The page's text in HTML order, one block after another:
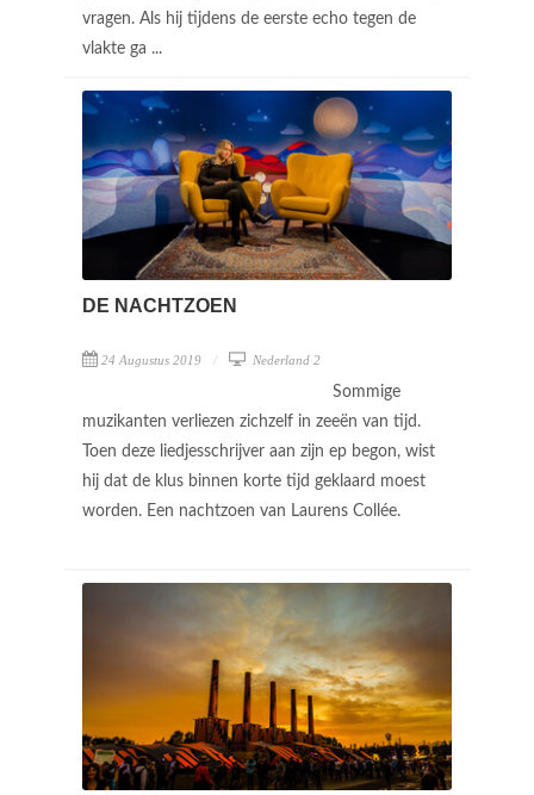
vragen. Als hij tijdens de eerste echo tegen de
vlakte ga ...
DE NACHTZOEN
24 Augustus 2019 Nederland 2
Sommige
muzikanten verliezen zichzelf in zeeën van tijd.
Toen deze liedjesschrijver aan zijn ep begon, wist
hij dat de klus binnen korte tijd geklaard moest
worden. Een nachtzoen van Laurens Collée.